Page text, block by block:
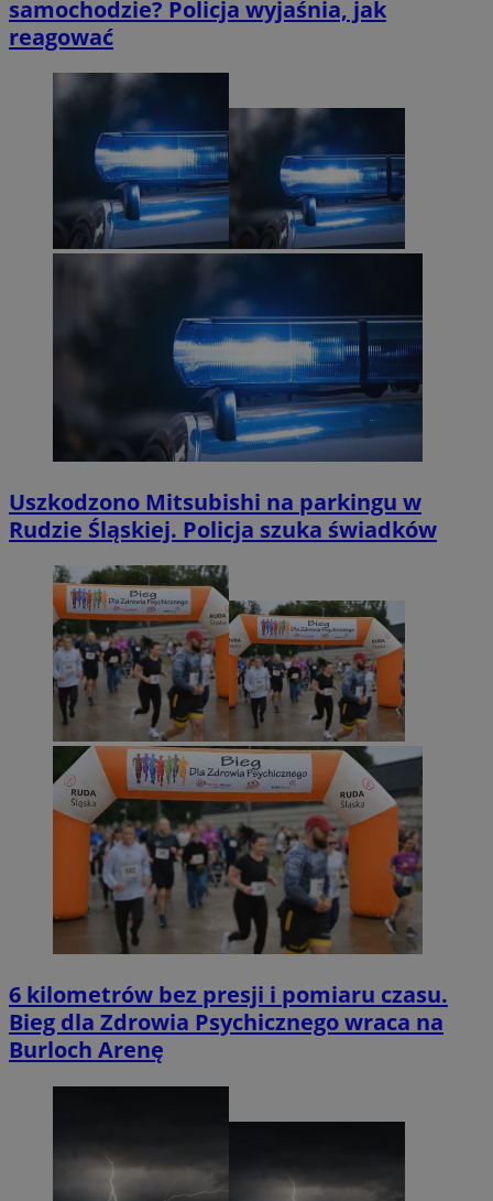
samochodzie? Policja wyjaśnia, jak
reagować
Uszkodzono Mitsubishi na parkingu w
Rudzie Śląskiej. Policja szuka świadków
6 kilometrów bez presji i pomiaru czasu.
Bieg dla Zdrowia Psychicznego wraca na
Burloch Arenę